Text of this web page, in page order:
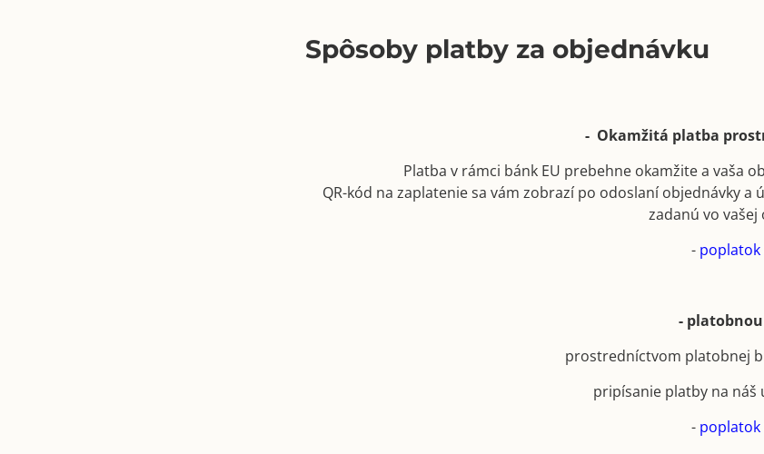
Spôsoby platby za objednávku
- Okamžitá platba
Platba v rámci bánk EU prebehne okamžite a vaša
QR-kód na zaplatenie sa vám zobrazí po odoslaní objednávky
zadanú vo vašej
- poplatok
-
prostredníctvom platobnej
pripísanie platby na náš
- poplatok